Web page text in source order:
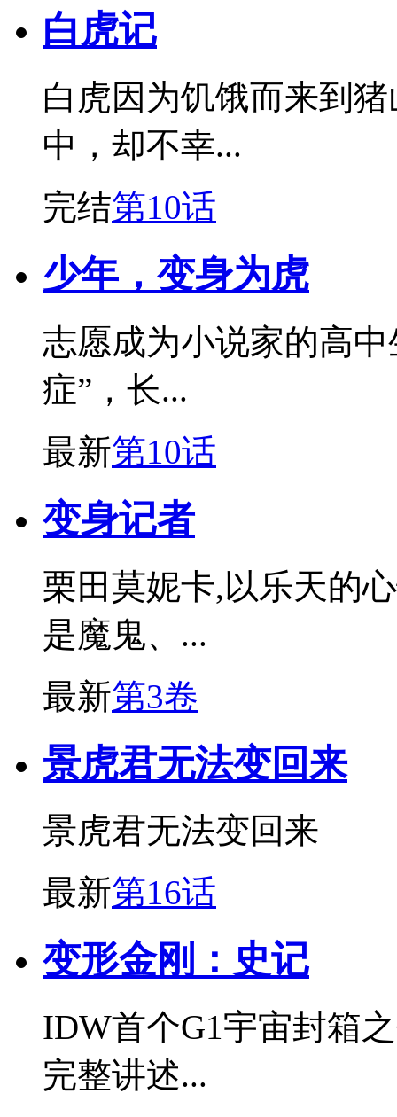
白虎记
白虎因为饥饿而来到
中，却不幸...
完结第10话
少年，变身为虎
志愿成为小说家的高
症”，长...
最新第10话
变身记者
栗田莫妮卡,以乐天的
是魔鬼、...
最新第3卷
景虎君无法变回来
景虎君无法变回来
最新第16话
变形金刚：史记
IDW首个G1宇宙封箱
完整讲述...